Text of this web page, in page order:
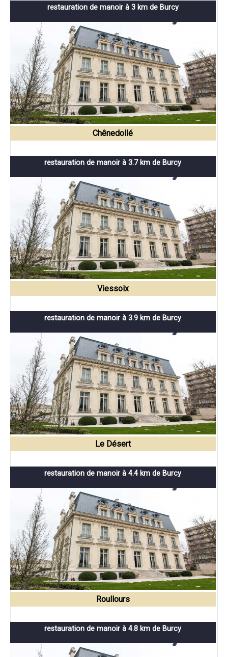
restauration de manoir à 3 km de Burcy
Chênedollé
restauration de manoir à 3.7 km de Burcy
Viessoix
restauration de manoir à 3.9 km de Burcy
Le Désert
restauration de manoir à 4.4 km de Burcy
Roullours
restauration de manoir à 4.8 km de Burcy